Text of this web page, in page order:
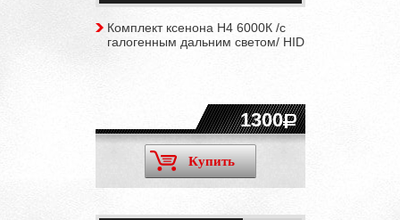
Комплект ксенона H4 6000К /с
галогенным дальним светом/ HID
1300
Купить